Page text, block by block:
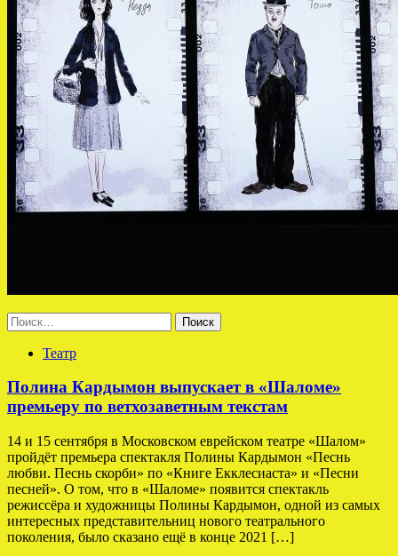
Найти:
Театр
Полина Кардымон выпускает в «Шаломе»
премьеру по ветхозаветным текстам
14 и 15 сентября в Московском еврейском театре «Шалом»
пройдёт премьера спектакля Полины Кардымон «Песнь
любви. Песнь скорби» по «Книге Екклесиаста» и «Песни
песней». О том, что в «Шаломе» появится спектакль
режиссёра и художницы Полины Кардымон, одной из самых
интересных представительниц нового театрального
поколения, было сказано ещё в конце 2021 […]